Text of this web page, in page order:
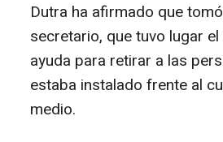
Dutra ha afirmado que
secretario, que tuvo lugar
ayuda para retirar a las
estaba instalado frente al
medio.